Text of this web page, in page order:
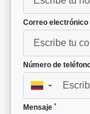
Correo electrónico
Número de
▼
Mensaje *